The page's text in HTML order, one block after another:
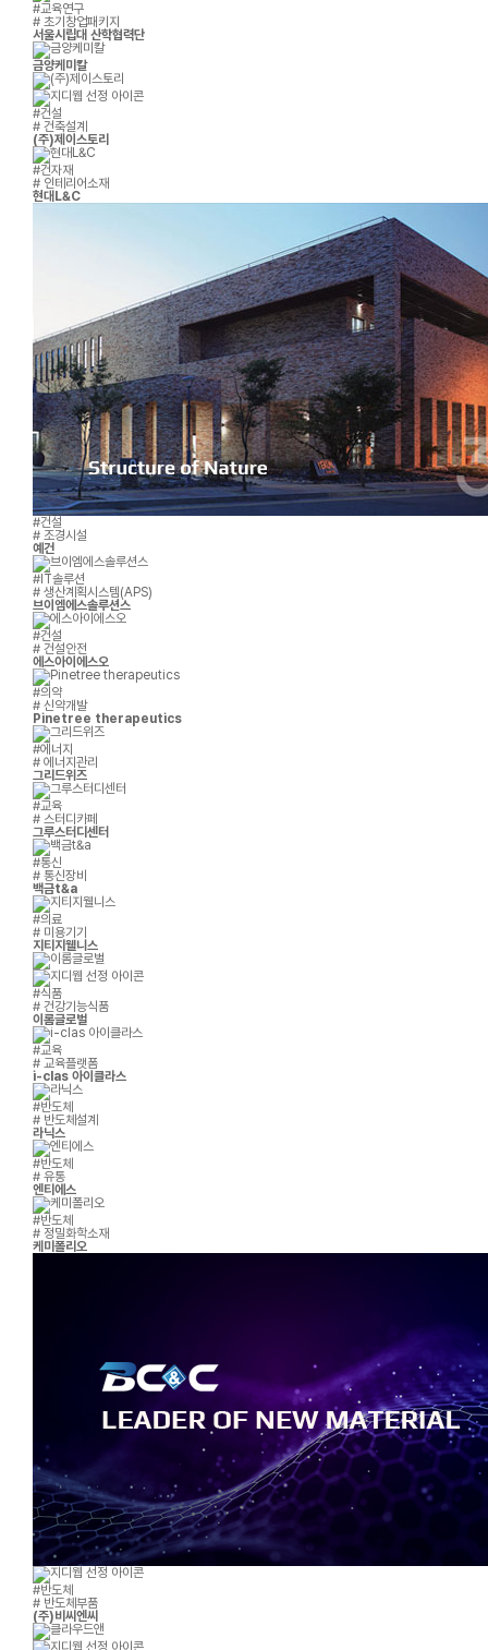
#교육연구
# 초기창업패키지
서울시립대 산학협력단
금양케미칼
#건설
# 건축설계
(주)제이스토리
#건자재
# 인테리어소재
현대L&C
#건설
# 조경시설
예건
#IT솔루션
# 생산계획시스템(APS)
브이엠에스솔루션스
#건설
# 건설안전
에스아이에스오
#의약
# 신약개발
Pinetree therapeutics
#에너지
# 에너지관리
그리드위즈
#교육
# 스터디카페
그루스터디센터
#통신
# 통신장비
백금t&a
#의료
# 미용기기
지티지웰니스
#식품
# 건강기능식품
이롬글로벌
#교육
# 교육플랫폼
i-clas 아이클라스
#반도체
# 반도체설계
라닉스
#반도체
# 유통
엔티에스
#반도체
# 정밀화학소재
케미폴리오
#반도체
# 반도체부품
(주)비씨엔씨